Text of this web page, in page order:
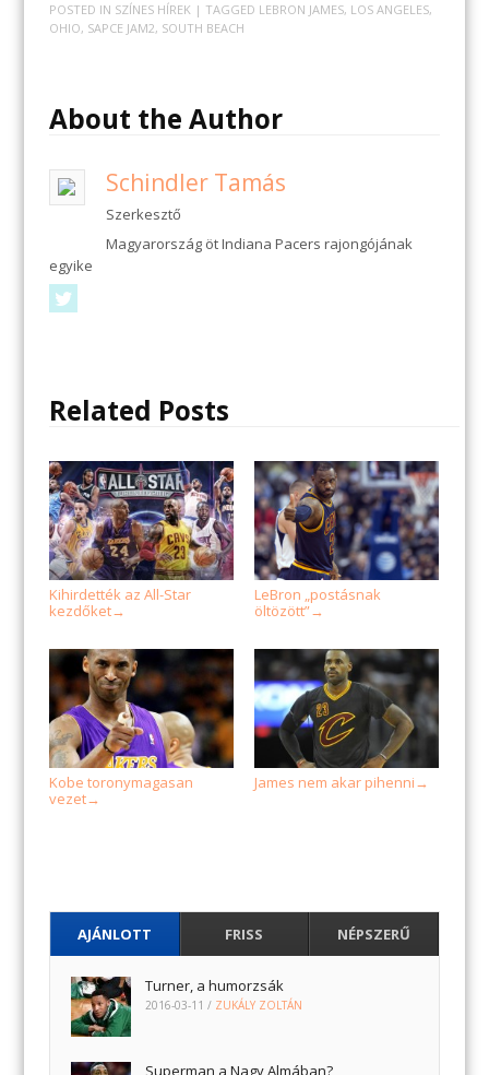
POSTED IN SZÍNES HÍREK | TAGGED LEBRON JAMES, LOS ANGELES,
OHIO, SAPCE JAM2, SOUTH BEACH
About the Author
Schindler Tamás
Szerkesztő
Magyarország öt Indiana Pacers rajongójának
egyike
Related Posts
Kihirdették az All-Star
kezdőket→
LeBron „postásnak
öltözött”→
Kobe toronymagasan
vezet→
James nem akar pihenni →
AJÁNLOTT FRISS NÉPSZERŰ
Turner, a humorzsák
2016-03-11 / ZUKÁLY ZOLTÁN
Superman a Nagy Almában?